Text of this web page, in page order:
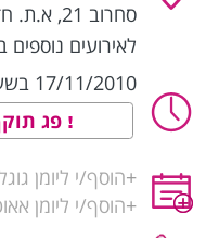
סחרוב 21, א.ת. חדש
לאירועים נוספים
17/11/2010 בשעה 17:30
פג
+הוסף/י ליומן
+הוסף/י ליומן